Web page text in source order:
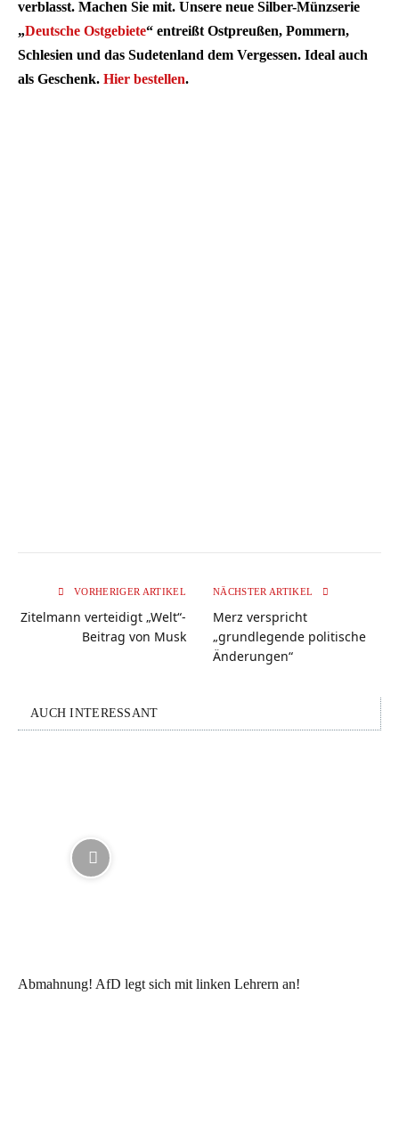
verblasst. Machen Sie mit. Unsere neue Silber-Münzserie
„Deutsche Ostgebiete“ entreißt Ostpreußen, Pommern,
Schlesien und das Sudetenland dem Vergessen. Ideal auch
als Geschenk. Hier bestellen.
VORHERIGER ARTIKEL
Zitelmann verteidigt „Welt“-
Beitrag von Musk
NÄCHSTER ARTIKEL
Merz verspricht
„grundlegende politische
Änderungen“
AUCH INTERESSANT
Abmahnung! AfD legt sich mit linken Lehrern an!